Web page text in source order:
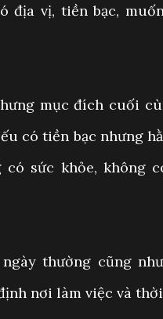
địa vị, tiền bạc,
mục đích cuối
có tiền bạc nhưng
có sức khỏe,
thường cũng
nơi làm việc và